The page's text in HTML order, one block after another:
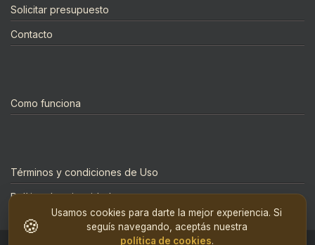
Solicitar presupuesto
Contacto
Como funciona
Términos y condiciones de Uso
Política de privacidad
🍪
Usamos cookies para darte la mejor experiencia. Si
seguís navegando, aceptás nuestra
política de cookies.